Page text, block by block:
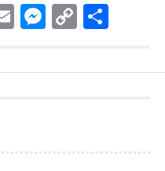
EmailCopy